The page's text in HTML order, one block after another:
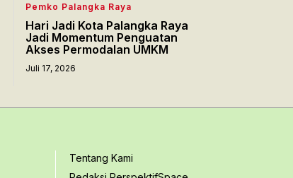
Pemko Palangka Raya
Hari Jadi Kota Palangka Raya
Jadi Momentum Penguatan
Akses Permodalan UMKM
Juli 17, 2026
Tentang Kami